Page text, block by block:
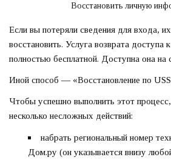
Восстановить личную
Если вы потеряли сведения для входа,
восстановить. Услуга возврата доступа
полностью бесплатной. Доступна она на
Иной способ — «Восстановление по
Чтобы успешно выполнить этот
несколько несложных действий:
набрать региональный номер
Дом.ру (он указывается внизу